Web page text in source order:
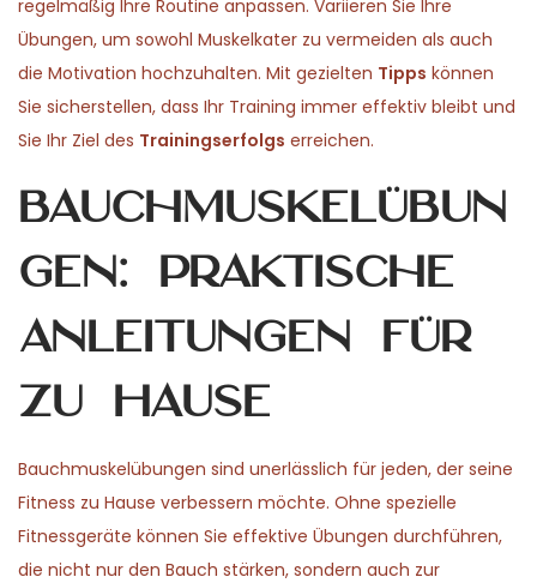
regelmäßig Ihre Routine anpassen. Variieren Sie Ihre
Übungen, um sowohl Muskelkater zu vermeiden als auch
die Motivation hochzuhalten. Mit gezielten Tipps können
Sie sicherstellen, dass Ihr Training immer effektiv bleibt und
Sie Ihr Ziel des Trainingserfolgs erreichen.
Bauchmuskelübun
gen: Praktische
Anleitungen für
zu Hause
Bauchmuskelübungen sind unerlässlich für jeden, der seine
Fitness zu Hause verbessern möchte. Ohne spezielle
Fitnessgeräte können Sie effektive Übungen durchführen,
die nicht nur den Bauch stärken, sondern auch zur